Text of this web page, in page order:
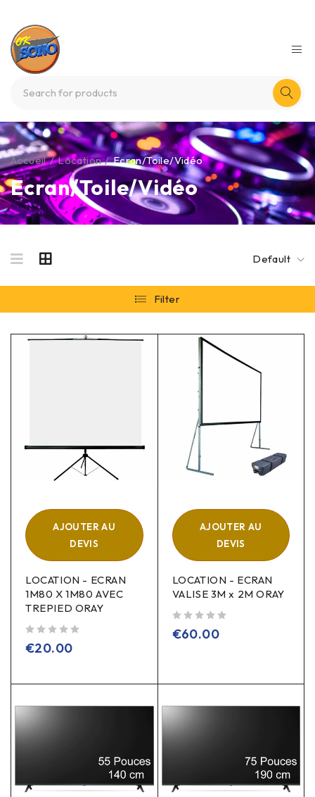
Ecran/Toile/Vidéo
Accueil / Location / Ecran/Toile/Vidéo
Default
Filter
AJOUTER AU
DEVIS
LOCATION - ECRAN
1M80 X 1M80 AVEC
TREPIED ORAY
€20.00
AJOUTER AU
DEVIS
LOCATION - ECRAN
VALISE 3M x 2M ORAY
€60.00